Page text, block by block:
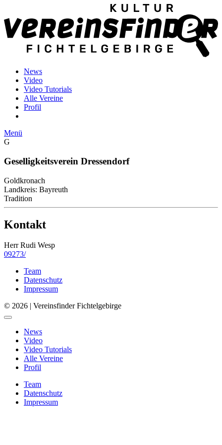
News
Video
Video Tutorials
Alle Vereine
Profil
Menü
G
Geselligkeitsverein Dressendorf
Goldkronach
Landkreis: Bayreuth
Tradition
Kontakt
Herr Rudi Wesp
09273/
Team
Datenschutz
Impressum
© 2026 | Vereinsfinder Fichtelgebirge
News
Video
Video Tutorials
Alle Vereine
Profil
Team
Datenschutz
Impressum